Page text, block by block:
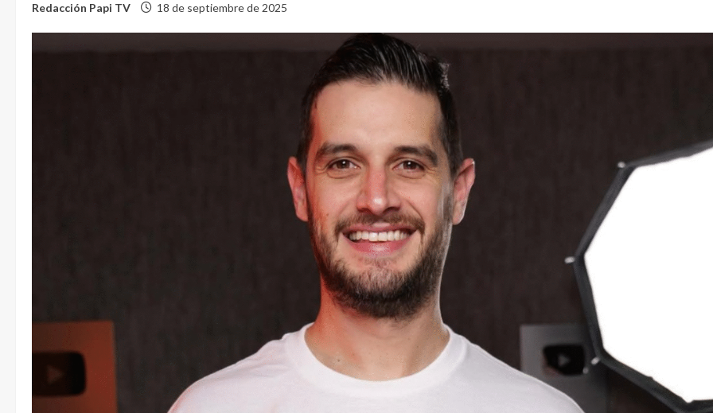
Redacción Papi TV 18 de septiembre de 2025